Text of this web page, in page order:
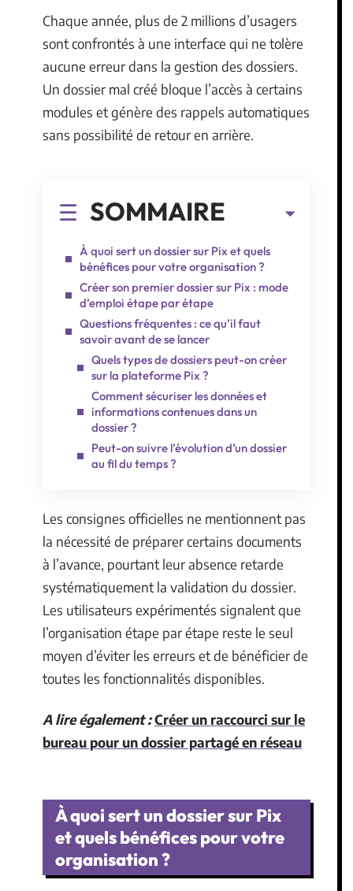
Chaque année, plus de 2 millions d’usagers
sont confrontés à une interface qui ne tolère
aucune erreur dans la gestion des dossiers.
Un dossier mal créé bloque l’accès à certains
modules et génère des rappels automatiques
sans possibilité de retour en arrière.
SOMMAIRE
À quoi sert un dossier sur Pix et quels
bénéfices pour votre organisation ?
Créer son premier dossier sur Pix : mode
d’emploi étape par étape
Questions fréquentes : ce qu’il faut
savoir avant de se lancer
Quels types de dossiers peut-on créer
sur la plateforme Pix ?
Comment sécuriser les données et
informations contenues dans un
dossier ?
Peut-on suivre l’évolution d’un dossier
au fil du temps ?
Les consignes officielles ne mentionnent pas
la nécessité de préparer certains documents
à l’avance, pourtant leur absence retarde
systématiquement la validation du dossier.
Les utilisateurs expérimentés signalent que
l’organisation étape par étape reste le seul
moyen d’éviter les erreurs et de bénéficier de
toutes les fonctionnalités disponibles.
A lire également :Créer un raccourci sur le
bureau pour un dossier partagé en réseau
À quoi sert un dossier sur Pix
et quels bénéfices pour votre
organisation ?